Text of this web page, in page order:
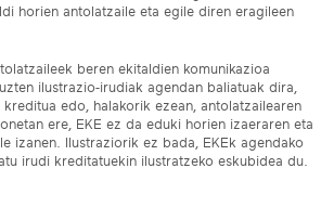
horien antolatzaile eta egile diren eragileen
beren ekitaldien komunikazioa
ilustrazio-irudiak agendan baliatuak dira,
edo, halakorik ezean, antolatzailearen
ere, EKE ez da eduki horien izaeraren eta
izanen. Ilustraziorik ez bada, EKEk agendako
irudi kreditatuekin ilustratzeko eskubidea du.